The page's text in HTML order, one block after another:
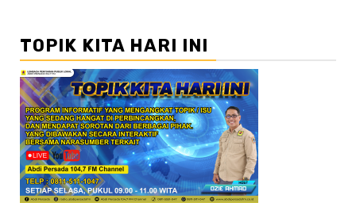
TOPIK KITA HARI INI